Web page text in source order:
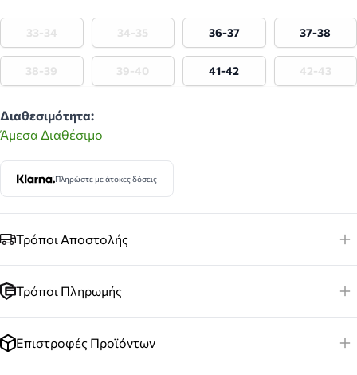
33-34 34-35 36-37 37-38
38-39 39-40 41-42 42-43
Διαθεσιμότητα:
Άμεσα Διαθέσιμο
Πληρώστε με άτοκες δόσεις
Τρόποι Αποστολής
Τρόποι Πληρωμής
Επιστροφές Προϊόντων